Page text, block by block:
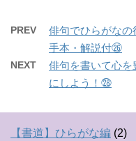
PREV
俳句でひらがな
手本・解説付㉖
NEXT
俳句を書いて心
にしよう！㉘
【書道】ひらがな編 (2)